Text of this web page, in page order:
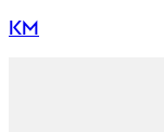
KM